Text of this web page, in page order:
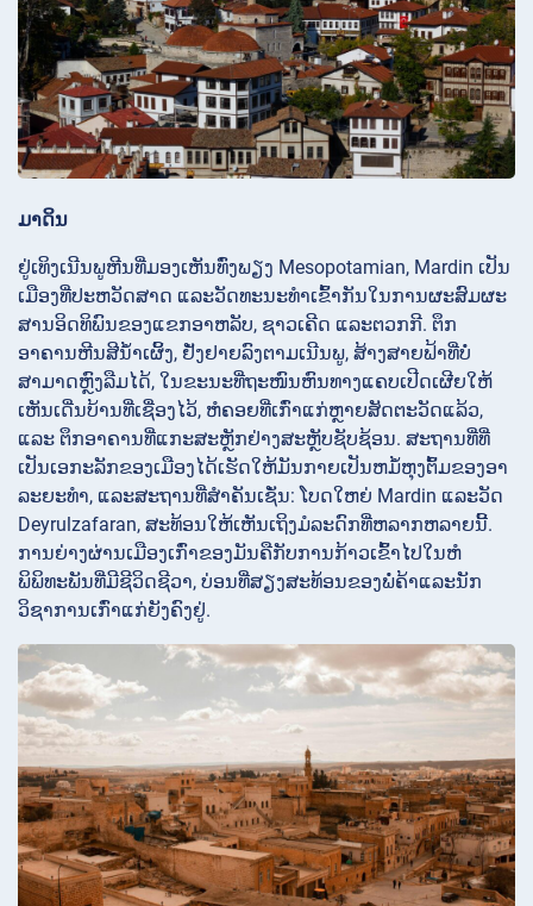
ມາດິນ
ຢູ່ເທິງເນີນພູຫີນທີ່ມອງເຫັນທົ່ງພຽງ Mesopotamian, Mardin ເປັນ
ເມືອງທີ່ປະຫວັດສາດ ແລະວັດທະນະທໍາເຂົ້າກັນໃນການຜະສົມຜະ
ສານອິດທິພົນຂອງແຂກອາຫລັບ, ຊາວເຄີດ ແລະຕວກກີ. ຕຶກ
ອາຄານຫີນສີນ້ຳເຜິ້ງ, ຢັ່ງຢາຍລົງຕາມເນີນພູ, ສ້າງສາຍຟ້າທີ່ບໍ່
ສາມາດຫຼົງລືມໄດ້, ໃນຂະນະທີ່ຖະໜົນຫົນທາງແຄບເປີດເຜີຍໃຫ້
ເຫັນເດີ່ນບ້ານທີ່ເຊື່ອງໄວ້, ຫໍຄອຍທີ່ເກົ່າແກ່ຫຼາຍສັດຕະວັດແລ້ວ,
ແລະ ຕຶກອາຄານທີ່ແກະສະຫຼັກຢ່າງສະຫຼັບຊັບຊ້ອນ. ສະຖານທີ່ທີ່
ເປັນເອກະລັກຂອງເມືອງໄດ້ເຮັດໃຫ້ມັນກາຍເປັນຫມໍ້ຫຸງຕົ້ມຂອງອາ
ລະຍະທໍາ, ແລະສະຖານທີ່ສໍາຄັນເຊັ່ນ: ໂບດໃຫຍ່ Mardin ແລະວັດ
Deyrulzafaran, ສະທ້ອນໃຫ້ເຫັນເຖິງມໍລະດົກທີ່ຫລາກຫລາຍນີ້.
ການຍ່າງຜ່ານເມືອງເກົ່າຂອງມັນຄືກັບການກ້າວເຂົ້າໄປໃນຫໍ
ພິພິທະພັນທີ່ມີຊີວິດຊີວາ, ບ່ອນທີ່ສຽງສະທ້ອນຂອງພໍ່ຄ້າແລະນັກ
ວິຊາການເກົ່າແກ່ຍັງຄົງຢູ່.